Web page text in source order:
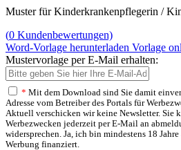
Muster für Kinderkrankenpflegerin /
(0 Kundenbewertungen)
Word-Vorlage herunterladen Vorlage
Mustervorlage per E-Mail erhalten:
* Mit dem Download sind Sie damit
Adresse vom Betreiber des Portals für
Aktuell verschicken wir keine Newsletter. Sie
Werbezwecken jederzeit per E-Mail an
widersprechen. Ja, ich bin mindestens 18
Werbung finanziert.